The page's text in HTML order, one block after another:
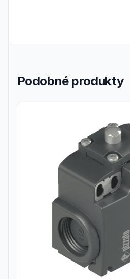
Podobné produkty